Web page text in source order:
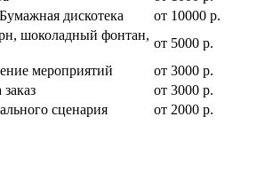
дискотека
от 10000 р.
шоколадный фонтан,
от 5000 р.
мероприятий
от 3000 р.
от 3000 р.
сценария
от 2000 р.